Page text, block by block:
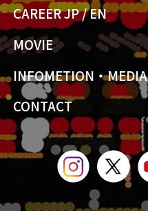
CAREER JP/EN
MOVIE
INFOMETION・MEDIA
CONTACT